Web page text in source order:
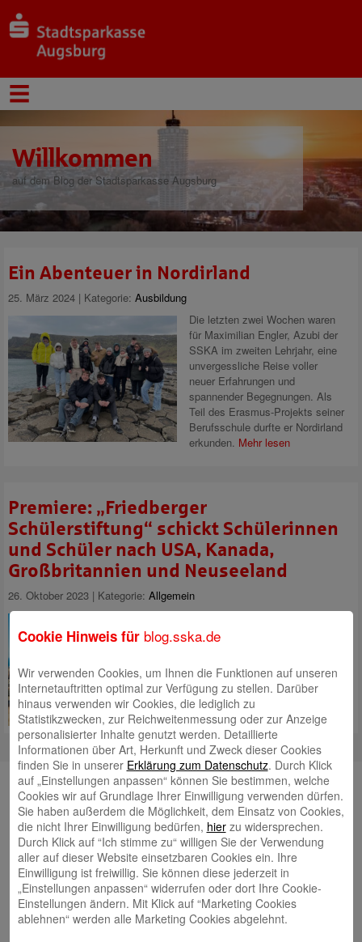
Willkommen
auf dem Blog der Stadtsparkasse Augsburg
Ein Abenteuer in Nordirland
25. März 2024 | Kategorie: Ausbildung
Die letzten zwei Wochen waren
für Maximilian Engler, Azubi der
SSKA im zweiten Lehrjahr, eine
unvergessliche Reise voller
neuer Erfahrungen und
spannender Begegnungen. Als
Teil des Erasmus-Projekts seiner
Berufsschule durfte er Nordirland
erkunden. Mehr lesen
Premiere: „Friedberger
Schülerstiftung“ schickt Schülerinnen
und Schüler nach USA, Kanada,
Großbritannien und Neuseeland
26. Oktober 2023 | Kategorie: Allgemein
der Friedberger Schülerstiftung in
erhielten acht Schülerinnen und
Schüler ein Stipendium für einen
Auslandaufenthalt.
Suche
Neueste Beiträge
Radlkonvoi des FFH feiert Einweihung des neuen
Campus Nord 5. August 2026
Willkommen bei Kinder im Mittelpunkt e.V.
Cookie Hinweis für blog.sska.de
Wir verwenden Cookies, um Ihnen die Funktionen auf unseren
Internetauftritten optimal zur Verfügung zu stellen. Darüber
hinaus verwenden wir Cookies, die lediglich zu
Statistikzwecken, zur Reichweitenmessung oder zur Anzeige
personalisierter Inhalte genutzt werden. Detaillierte
Informationen über Art, Herkunft und Zweck dieser Cookies
finden Sie in unserer Erklärung zum Datenschutz. Durch Klick
auf „Einstellungen anpassen“ können Sie bestimmen, welche
Cookies wir auf Grundlage Ihrer Einwilligung verwenden dürfen.
Sie haben außerdem die Möglichkeit, dem Einsatz von Cookies,
die nicht Ihrer Einwilligung bedürfen, hierzu widersprechen.
Durch Klick auf “Ich stimme zu“ willigen Sie der Verwendung
aller auf dieser Website einsetzbaren Cookies ein. Ihre
Einwilligung ist freiwillig. Sie können diese jederzeit in
„Einstellungen anpassen“ widerrufen oder dort Ihre Cookie-
Einstellungen ändern. Mit Klick auf “Marketing Cookies
ablehnen“ werden alle Marketing Cookies abgelehnt.